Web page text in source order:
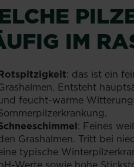
IM
: das ist ein
Entsteht
feucht-warme
: Feines
Grashalmen. Tritt bei
typische